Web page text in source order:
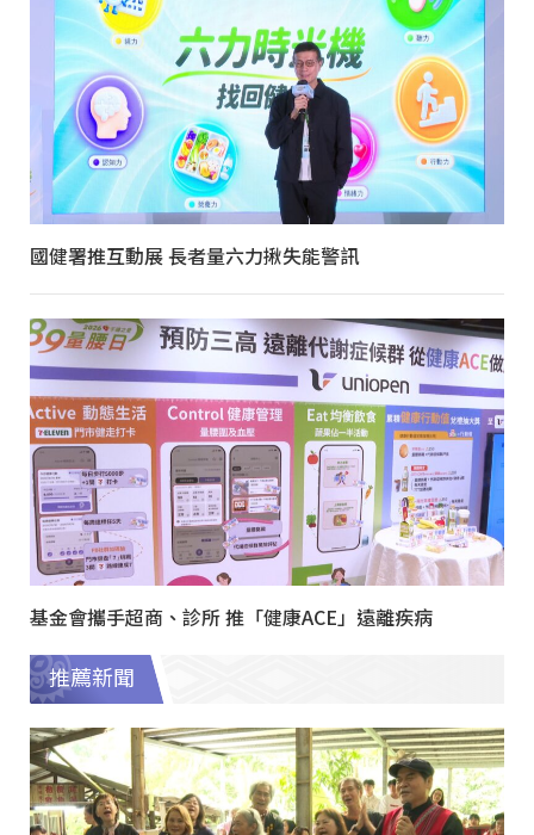
國健署推互動展 長者量六力揪失能警訊
基金會攜手超商、診所 推「健康ACE」遠離疾病
推薦新聞